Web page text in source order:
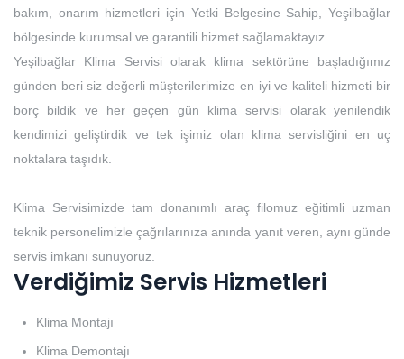
bakım, onarım hizmetleri için Yetki Belgesine Sahip, Yeşilbağlar
bölgesinde kurumsal ve garantili hizmet sağlamaktayız.
Yeşilbağlar Klima Servisi olarak klima sektörüne başladığımız
günden beri siz değerli müşterilerimize en iyi ve kaliteli hizmeti bir
borç bildik ve her geçen gün klima servisi olarak yenilendik
kendimizi geliştirdik ve tek işimiz olan klima servisliğini en uç
noktalara taşıdık.
Klima Servisimizde tam donanımlı araç filomuz eğitimli uzman
teknik personelimizle çağrılarınıza anında yanıt veren, aynı günde
servis imkanı sunuyoruz.
Verdiğimiz Servis Hizmetleri
Klima Montajı
Klima Demontajı